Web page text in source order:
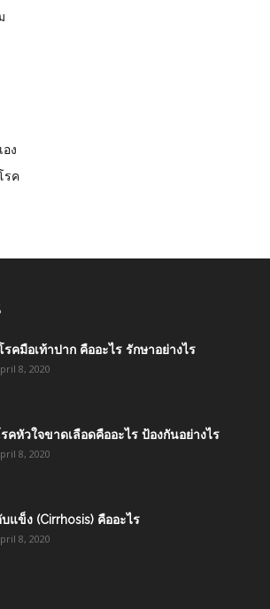
ง
รค
รคมือเท้าปาก คืออะไร รักษาอย่างไร
8, 2020
คหัวใจขาดเลือดคืออะไร ป้องกันอย่างไร
8, 2020
แข็ง (Cirrhosis) คืออะไร
8, 2020